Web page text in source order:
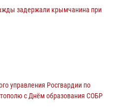
задержали крымчанина при
задержала ряд
управления Росгвардии по
с Днём образования СОБР